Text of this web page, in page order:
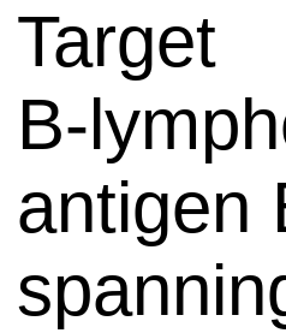
Target
B-
antigen